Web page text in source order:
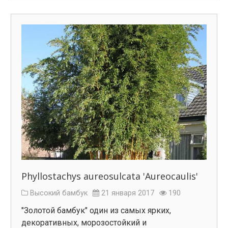
Phyllostachys aureosulcata 'Aureocaulis'
Высокий бамбук 21 января 2017 190
"Золотой бамбук" один из самых ярких,
декоративных, морозостойкий и